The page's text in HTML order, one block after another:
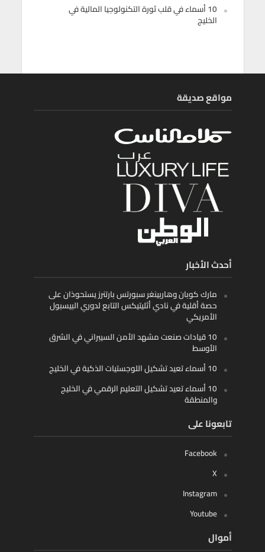
10 أسماء في قلب ثورة التكنولوجيا المالية في
الخليج
مواقع صديقة
أحدث الأخبار
مارك كوبان وهاربينغر سبورتس بارتنرز يستحوذان على
حصة أقلية في نادي أثليتيكس التابع لدوري البيسبول
الأمريكي
10 قيادات صنعت مشهد الأمن السيبراني في الشرق
الأوسط
10 أسماء تعيد تشكيل اللوجستيات الذكية في الخليج
10 أسماء تعيد تشكيل التعليم الرقمي في الخليج
والمنطقة
تابعونا على
Facebook
X
Instagram
Youtube
أموال